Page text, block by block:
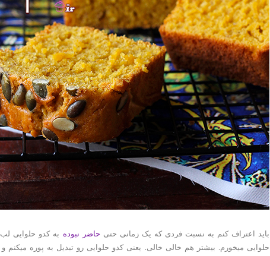
باید اعتراف کنم به نسبت فردی که یک زمانی حتی حاضر نبوده به کدو حلوایی
حلوایی میخورم. بیشتر هم خالی خالی. یعنی کدو حلوایی رو تبدیل به پوره میکنم